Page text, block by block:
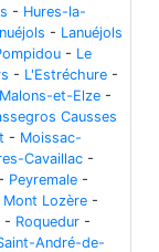
- Hures-la-
- Lanuéjols
- Le
- L'Estréchure -
Malons-et-Elze -
Causses
- Moissac-
Cavaillac -
- Peyremale -
Lozère -
- Roquedur -
André-de-